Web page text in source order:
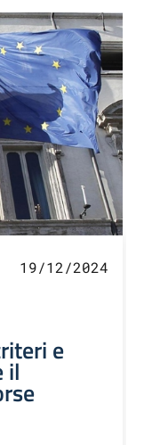
19/12/2024
e
il